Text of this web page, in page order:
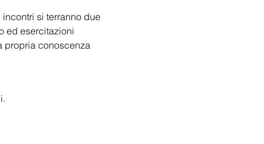
si terranno due
ed esercitazioni
propria conoscenza